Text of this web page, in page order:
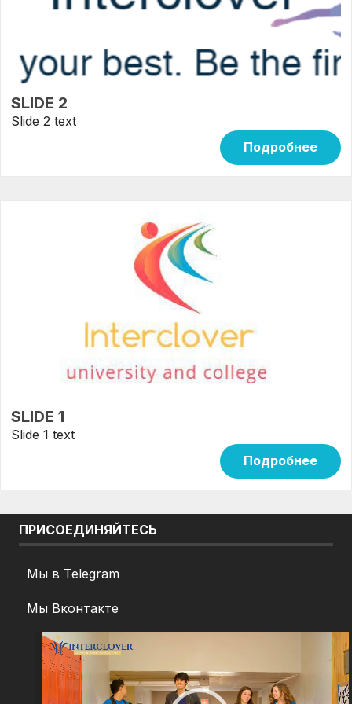
SLIDE 2
Slide 2 text
Подробнее
SLIDE 1
Slide 1 text
Подробнее
ПРИСОЕДИНЯЙТЕСЬ
Мы в Telegram
Мы Вконтакте
Видеоплеер